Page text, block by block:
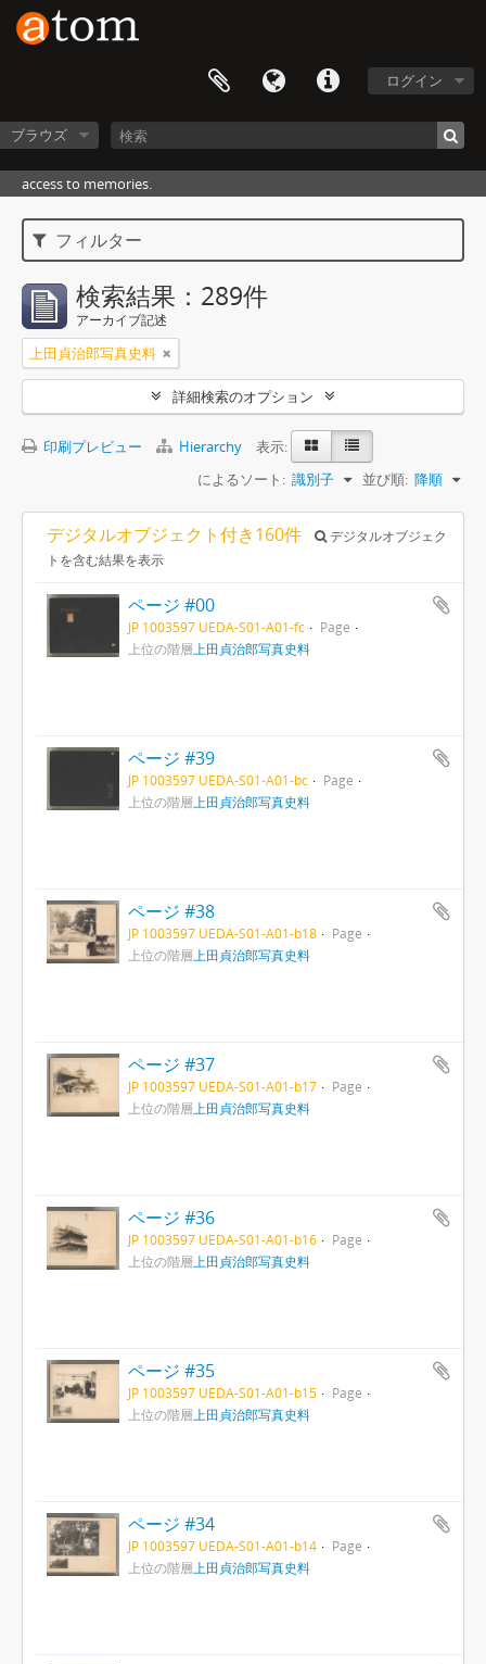
ログイン
ブラウズ
access to memories.
フィルター
検索結果：289件
アーカイブ記述
上田貞治郎写真史料
詳細検索のオプション
印刷プレビュー Hierarchy
表示:
によるソート: 識別子 並び順: 降順
デジタルオブジェクト付き160件
デジタルオブジェク
トを含む結果を表示
ページ #00
JP 1003597 UEDA-S01-A01-fc
Page
上位の階層上田貞治郎写真史料
ページ #39
JP 1003597 UEDA-S01-A01-bc
Page
上位の階層上田貞治郎写真史料
ページ #38
JP 1003597 UEDA-S01-A01-b18
Page
上位の階層上田貞治郎写真史料
ページ #37
JP 1003597 UEDA-S01-A01-b17
Page
上位の階層上田貞治郎写真史料
ページ #36
JP 1003597 UEDA-S01-A01-b16
Page
上位の階層上田貞治郎写真史料
ページ #35
JP 1003597 UEDA-S01-A01-b15
Page
上位の階層上田貞治郎写真史料
ページ #34
JP 1003597 UEDA-S01-A01-b14
Page
上位の階層上田貞治郎写真史料